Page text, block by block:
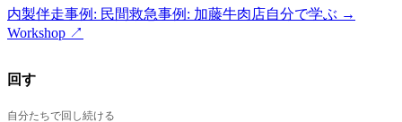
内製伴走事例: 民間救急事例: 加藤牛肉店自分で学ぶ →
Workshop ↗
回す
自分たちで回し続ける